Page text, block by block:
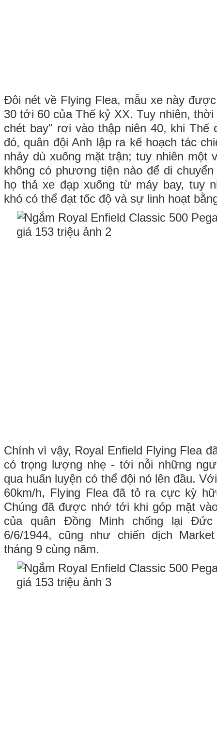
Đôi nét về Flying Flea, mẫu xe này
30 tới 60 của Thế kỷ XX. Tuy nhiên,
chét bay" rơi vào thập niên 40, khi Thế
đó, quân đội Anh lập ra kế hoạch tác
nhảy dù xuống mặt trận; tuy nhiên một
không có phương tiện nào để di
họ thả xe đạp xuống từ máy bay, tuy
khó có thể đạt tốc độ và sự linh hoạt
Chính vì vậy, Royal Enfield Flying Flea
có trọng lượng nhẹ - tới nỗi những
qua huấn luyện có thể đội nó lên đầu.
60km/h, Flying Flea đã tỏ ra cực kỳ
Chúng đã được nhớ tới khi góp mặt
của quân Đồng Minh chống lại
6/6/1944, cũng như chiến dịch
tháng 9 cùng năm.